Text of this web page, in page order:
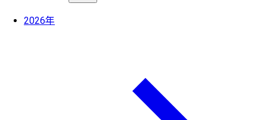
2026年